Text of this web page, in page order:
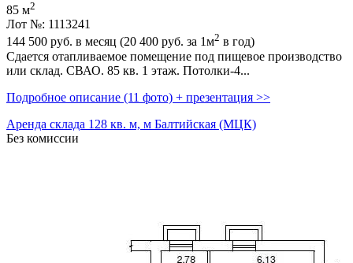
85 м2
Лот №: 1113241
144 500 руб. в месяц (20 400 руб. за 1м2 в год)
Сдается отапливаемое помещение под пищевое производство
или склад. СВАО. 85 кв. 1 этаж. Потолки-4...
Подробное описание (11 фото) + презентация >>
Аренда склада 128 кв. м, м Балтийская (МЦК)
Без комиссии